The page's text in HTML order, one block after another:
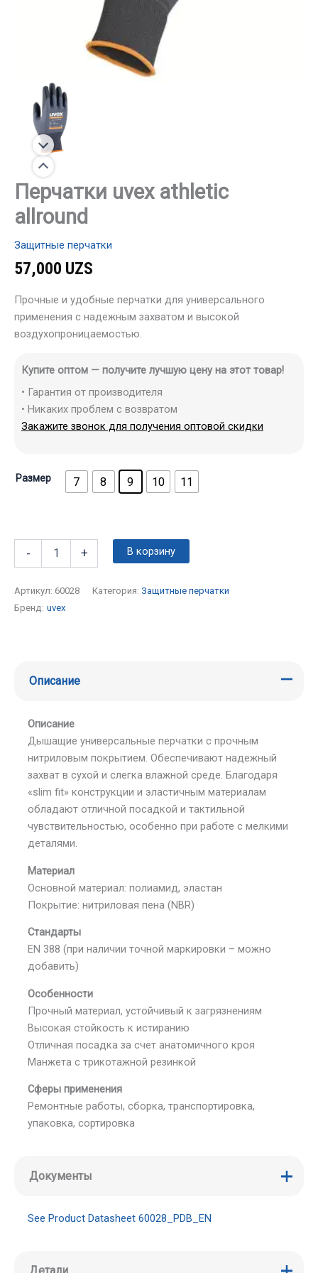
Перчатки uvex athletic
allround
Защитные перчатки
57,000 UZS
Прочные и удобные перчатки для универсального
применения с надежным захватом и высокой
воздухопроницаемостью.
Купите оптом — получите лучшую цену на этот товар!
• Гарантия от производителя
• Никаких проблем с возвратом
Закажите звонок для получения оптовой скидки
Размер 7 8 9 10 11
- + В корзину
Артикул: 60028 Категория: Защитные перчатки
Бренд: uvex
Описание
Описание
Дышащие универсальные перчатки с прочным
нитриловым покрытием. Обеспечивают надежный
захват в сухой и слегка влажной среде. Благодаря
«slim fit» конструкции и эластичным материалам
обладают отличной посадкой и тактильной
чувствительностью, особенно при работе с мелкими
деталями.
Материал
Основной материал: полиамид, эластан
Покрытие: нитриловая пена (NBR)
Стандарты
EN 388 (при наличии точной маркировки – можно
добавить)
Особенности
Прочный материал, устойчивый к загрязнениям
Высокая стойкость к истиранию
Отличная посадка за счет анатомичного кроя
Манжета с трикотажной резинкой
Сферы применения
Ремонтные работы, сборка, транспортировка,
упаковка, сортировка
Документы
See Product Datasheet 60028_PDB_EN